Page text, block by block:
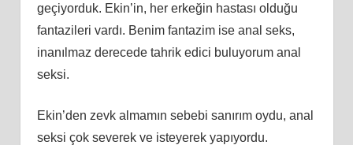
geçiyorduk. Ekin’in, her erkeğin hastası olduğu
fantazileri vardı. Benim fantazim ise anal seks,
inanılmaz derecede tahrik edici buluyorum anal
seksi.
Ekin’den zevk almamın sebebi sanırım oydu, anal
seksi çok severek ve isteyerek yapıyordu.